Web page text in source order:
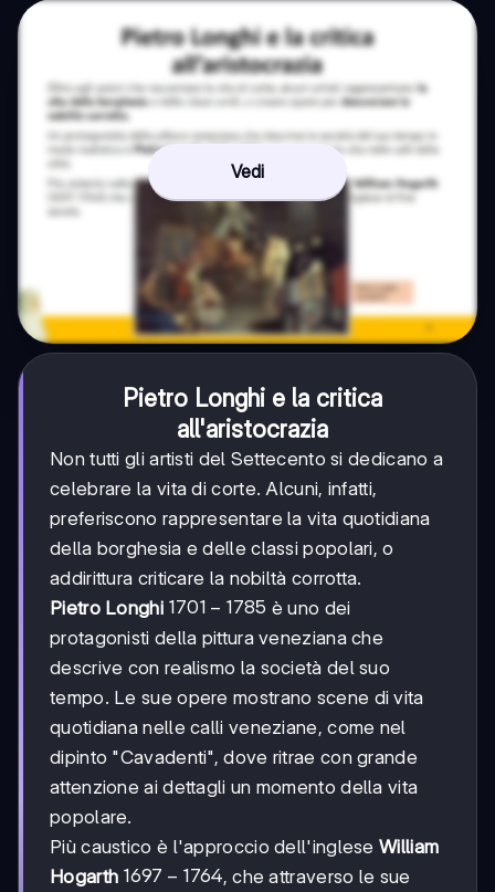
Vedi
Pietro Longhi e la critica
all'aristocrazia
Non tutti gli artisti del Settecento si dedicano a
celebrare la vita di corte. Alcuni, infatti,
preferiscono rappresentare la vita quotidiana
della borghesia e delle classi popolari, o
addirittura criticare la nobiltà corrotta.
Pietro Longhi 1701-
1785
1701 − 1785 è uno dei
protagonisti della pittura veneziana che
descrive con realismo la società del suo
tempo. Le sue opere mostrano scene di vita
quotidiana nelle calli veneziane, come nel
dipinto "Cavadenti", dove ritrae con grande
attenzione ai dettagli un momento della vita
popolare.
Più caustico è l'approccio dell'inglese William
Hogarth 1697-
1697 − 1764, che attraverso le sue